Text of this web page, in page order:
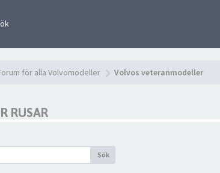
för alla Volvomodeller Volvos veteranmodeller
RUSAR
Sök